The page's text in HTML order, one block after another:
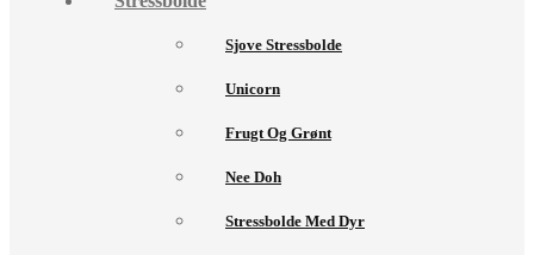
Sjove Stressbolde
Unicorn
Frugt Og Grønt
Nee Doh
Stressbolde Med Dyr